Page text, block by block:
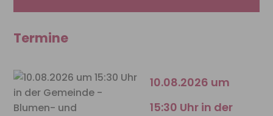
Termine
10.08.2026 um
15:30 Uhr in der